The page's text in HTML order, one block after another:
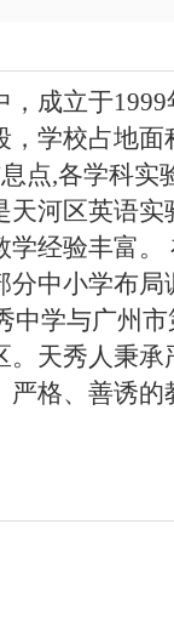
成立于
学校占地面
点,各学科实
河区英语
经验丰富。
中小学布
中学与广州
天秀人秉
格、善诱